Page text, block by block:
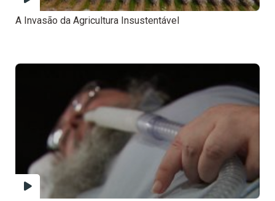
A Invasão da Agricultura Insustentável